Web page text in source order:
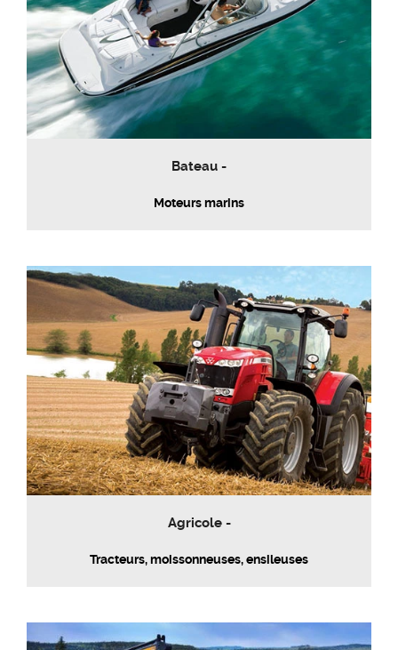
Bateau -
Moteurs marins
Agricole -
Tracteurs, moissonneuses, ensileuses